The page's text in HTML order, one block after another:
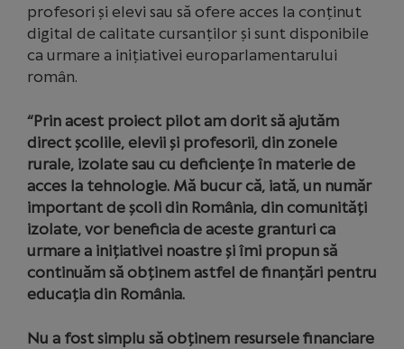
profesori și elevi sau să ofere acces la conținut
digital de calitate cursanților și sunt disponibile
ca urmare a inițiativei europarlamentarului
român.
“Prin acest proiect pilot am dorit să ajutăm
direct școlile, elevii și profesorii, din zonele
rurale, izolate sau cu deficiențe în materie de
acces la tehnologie. Mă bucur că, iată, un număr
important de școli din România, din comunități
izolate, vor beneficia de aceste granturi ca
urmare a inițiativei noastre și îmi propun să
continuăm să obținem astfel de finanțări pentru
educația din România.
Nu a fost simplu să obținem resursele financiare